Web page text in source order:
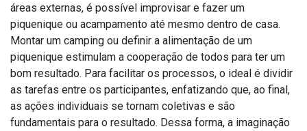
áreas externas, é possível improvisar e fazer um
piquenique ou acampamento até mesmo dentro de casa.
Montar um camping ou definir a alimentação de um
piquenique estimulam a cooperação de todos para ter um
bom resultado. Para facilitar os processos, o ideal é dividir
as tarefas entre os participantes, enfatizando que, ao final,
as ações individuais se tornam coletivas e são
fundamentais para o resultado. Dessa forma, a imaginação